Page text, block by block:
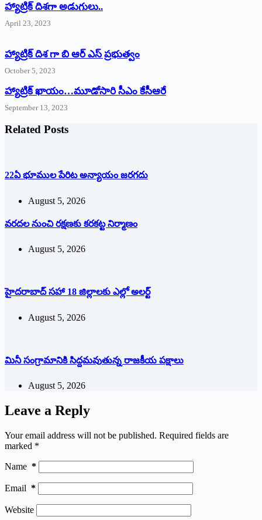
‌హ్యాట్రిక్‌ ‌దిశగా అడుగులు..
April 23, 2023
హ్యాట్రిక్ దిశ గా బి ఆర్ ఎస్ ప్రభుత్వం
October 5, 2023
హ్యాట్రిక్‌ ‌ఖాయం…మూడోసారి సీఎం కేసీఆరే
September 13, 2023
Related Posts
22ఏ భూముల పేరిట అన్యాయం జరగదు
August 5, 2026
వరదల నుంచి రక్షణకు కరకట్ట నిర్మాణం
August 5, 2026
హైదరాబాద్ సహా 18 జిల్లాలకు ఎల్లో అలర్ట్
August 5, 2026
మినీ సంగ్రామానికి సిద్దమవుతున్న రాజకీయ పక్షాలు
August 5, 2026
Leave a Reply
Your email address will not be published. Required fields are
marked *
Name *
Email *
Website